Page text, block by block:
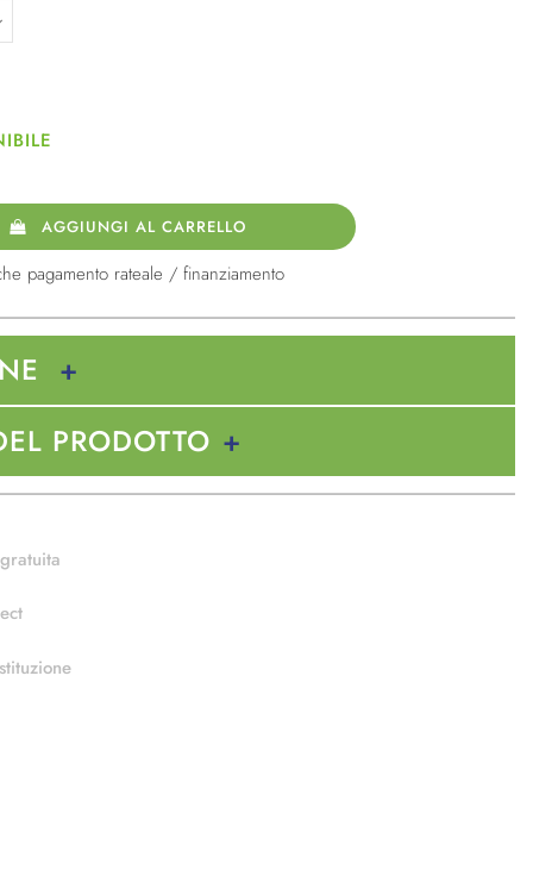
AGGIUNGI AL CARRELLO
pagamento rateale / finanziamento
PRODOTTO